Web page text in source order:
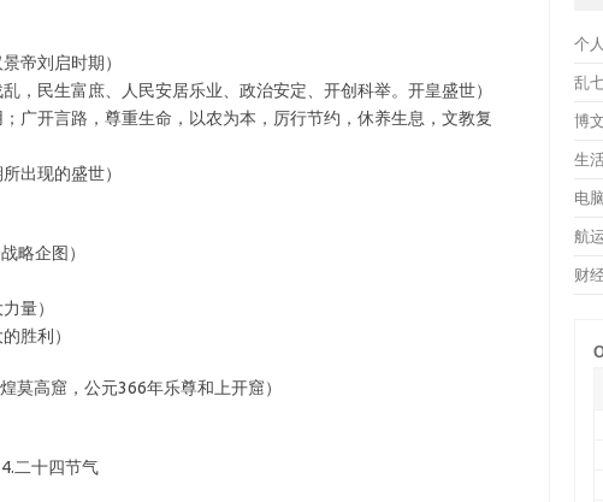
帝刘启时期）
，民生富庶、人民安居乐业、政治安定、开创科举。开皇盛世）
广开言路，尊重生命，以农为本，厉行节约，休养生息，文教复
出现的盛世）
略企图）
量）
胜利）
莫高窟，公元366年乐尊和上开窟）
4.二十四节气
个
乱
博
生
电
航
财